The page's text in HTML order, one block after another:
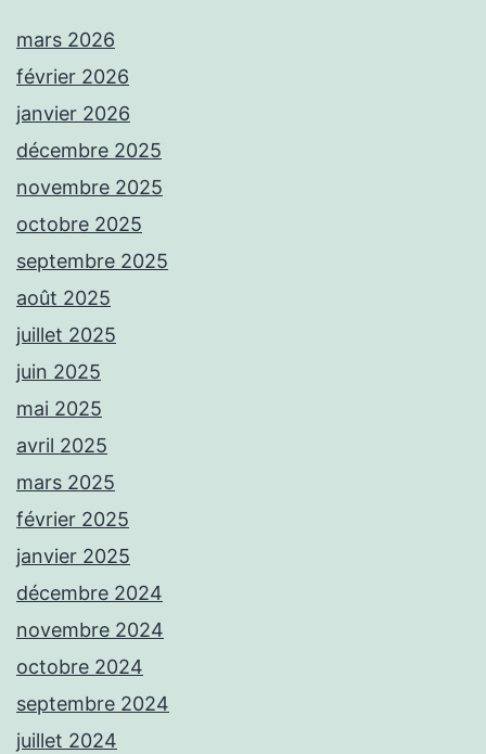
mars 2026
février 2026
janvier 2026
décembre 2025
novembre 2025
octobre 2025
septembre 2025
août 2025
juillet 2025
juin 2025
mai 2025
avril 2025
mars 2025
février 2025
janvier 2025
décembre 2024
novembre 2024
octobre 2024
septembre 2024
juillet 2024